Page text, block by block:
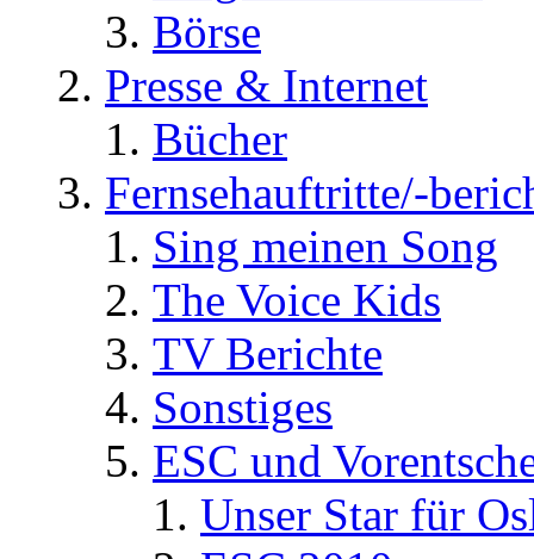
Börse
Presse & Internet
Bücher
Fernsehauftritte/-
Sing meinen Song
The Voice Kids
TV Berichte
Sonstiges
ESC und
Unser Star für